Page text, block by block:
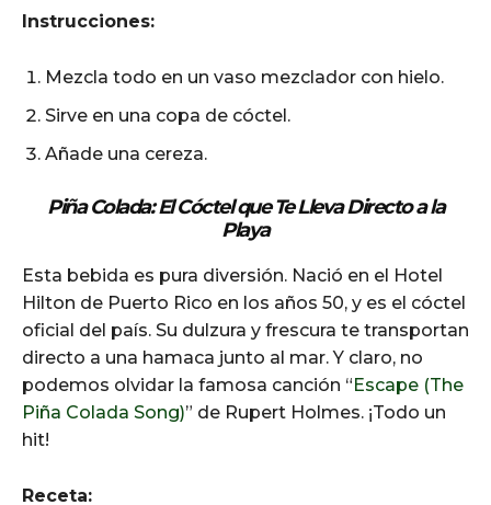
Instrucciones:
Mezcla todo en un vaso mezclador con hielo.
Sirve en una copa de cóctel.
Añade una cereza.
Piña Colada: El Cóctel que Te Lleva Directo a la
Playa
Esta bebida es pura diversión. Nació en el Hotel
Hilton de Puerto Rico en los años 50, y es el cóctel
oficial del país. Su dulzura y frescura te transportan
directo a una hamaca junto al mar. Y claro, no
podemos olvidar la famosa canción “Escape (The
Piña Colada Song)” de Rupert Holmes. ¡Todo un
hit!
Receta: